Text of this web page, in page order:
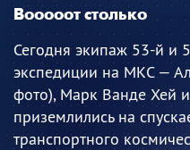
Вооооот столько
Сегодня экипаж 53-й и
экспедиции на МКС —
фото), Марк Ванде Хей
приземлились на
транспортного